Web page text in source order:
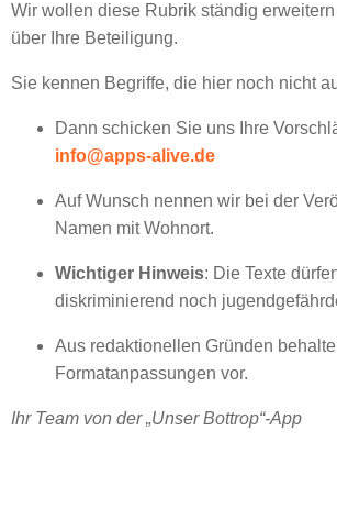
Wir wollen diese Rubrik ständig
über Ihre Beteiligung.
Sie kennen Begriffe, die hier noch nicht
Dann schicken Sie uns Ihre
info@apps-alive.de
Auf Wunsch nennen wir bei der
Namen mit Wohnort.
Wichtiger Hinweis: Die Texte
diskriminierend noch
Aus redaktionellen Gründen
Formatanpassungen vor.
Ihr Team von der „Unser Bottrop“-App